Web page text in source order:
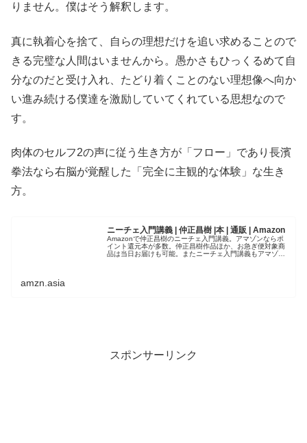
りません。僕はそう解釈します。
真に執着心を捨て、自らの理想だけを追い求めることので
きる完璧な人間はいませんから。愚かさもひっくるめて自
分なのだと受け入れ、たどり着くことのない理想像へ向か
い進み続ける僕達を激励していてくれている思想なので
す。
肉体のセルフ2の声に従う生き方が「フロー」であり長濱
拳法なら右脳が覚醒した「完全に主観的な体験」な生き
方。
ニーチェ入門講義 | 仲正昌樹 |本 | 通販 | Amazon
Amazonで仲正昌樹のニーチェ入門講義。アマゾンならポ
イント還元本が多数。仲正昌樹作品ほか、お急ぎ便対象商
品は当日お届けも可能。またニーチェ入門講義もアマゾン
amzn.asia
スポンサーリンク